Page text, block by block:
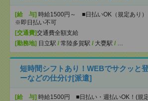
[給 与] 時給1500円～ ■日払いOK（規定あり）
※即日払い不可
[交通費]交通費全額支給
[勤務地] 日立駅 / 常陸多賀駅 / 大甕駅 / …
短時間シフトあり！WEBでサクッと
ーなどの仕分け[派遣]
[給 与] 時給1500円 ■日払い・週払いOK！(規